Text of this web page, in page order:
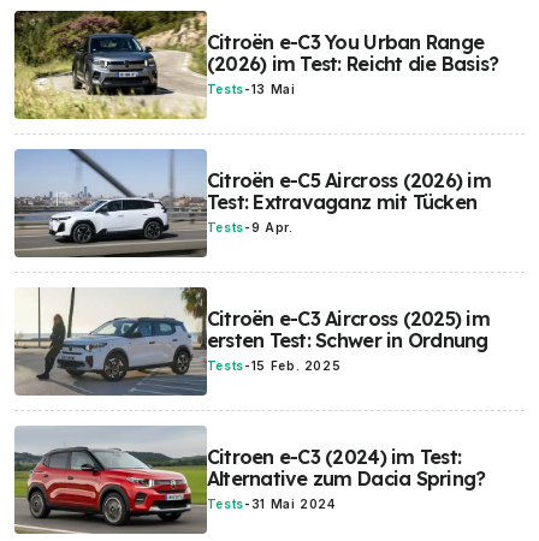
Citroën e-C3 You Urban Range
(2026) im Test: Reicht die Basis?
Tests-13 Mai
Citroën e-C5 Aircross (2026) im
Test: Extravaganz mit Tücken
Tests-9 Apr.
Citroën e-C3 Aircross (2025) im
ersten Test: Schwer in Ordnung
Tests-15 Feb. 2025
Citroen e-C3 (2024) im Test:
Alternative zum Dacia Spring?
Tests-31 Mai 2024